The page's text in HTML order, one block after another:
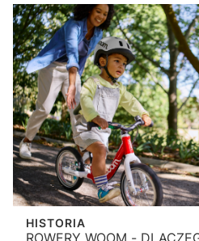
HISTORIA
ROWERY WOOM -